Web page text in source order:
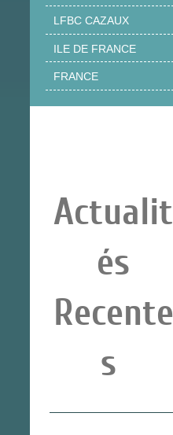
LFBC CAZAUX
ILE DE FRANCE
FRANCE
Actualit
és
Recente
s